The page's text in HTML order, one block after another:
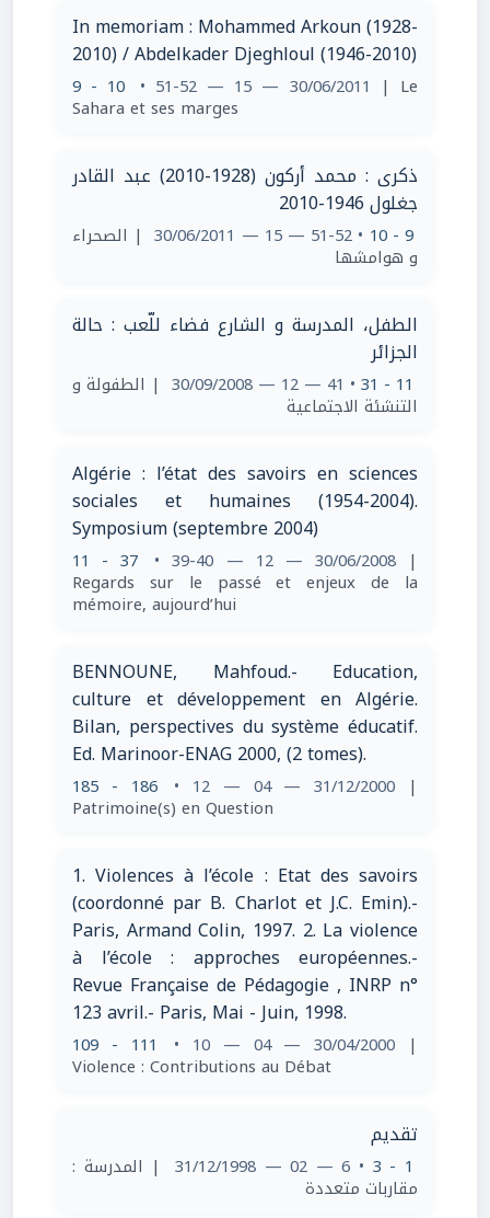
In memoriam : Mohammed Arkoun (1928-
2010) / Abdelkader Djeghloul (1946-2010)
9 - 10 • 51-52 — 15 — 30/06/2011 | Le
Sahara et ses marges
ذكرى : محمد أركون (1928-2010) عبد القادر
جغلول 1946-2010
9 - 10
• 51-52 — 15 — 30/06/2011 | الصحراء
و هوامشها
الطفل، المدرسة و الشارع فضاء للّعب : حالة
الجزائر
11 - 31
• 41 — 12 — 30/09/2008 | الطفولة و
التنشئة الاجتماعية
Algérie : l’état des savoirs en sciences
sociales et humaines (1954-2004).
Symposium (septembre 2004)
11 - 37 • 39-40 — 12 — 30/06/2008 |
Regards sur le passé et enjeux de la
mémoire, aujourd’hui
BENNOUNE, Mahfoud.- Education,
culture et développement en Algérie.
Bilan, perspectives du système éducatif.
Ed. Marinoor-ENAG 2000, (2 tomes).
185 - 186 • 12 — 04 — 31/12/2000 |
Patrimoine(s) en Question
1. Violences à l’école : Etat des savoirs
(coordonné par B. Charlot et J.C. Emin).-
Paris, Armand Colin, 1997. 2. La violence
à l’école : approches européennes.-
Revue Française de Pédagogie , INRP n°
123 avril.- Paris, Mai - Juin, 1998.
109 - 111 • 10 — 04 — 30/04/2000 |
Violence : Contributions au Débat
تقديم
1 - 3
• 6 — 02 — 31/12/1998 | المدرسة :
مقاربات متعددة